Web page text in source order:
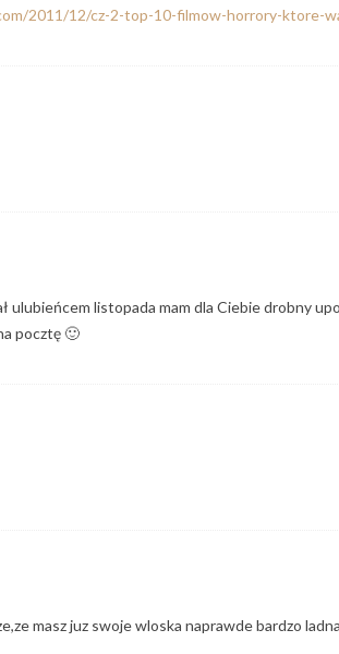
2011/12/cz-2-top-10-filmow-horrory-ktore-
ulubieńcem listopada mam dla Ciebie drobny
pocztę 🙂
masz juz swoje wloska naprawde bardzo